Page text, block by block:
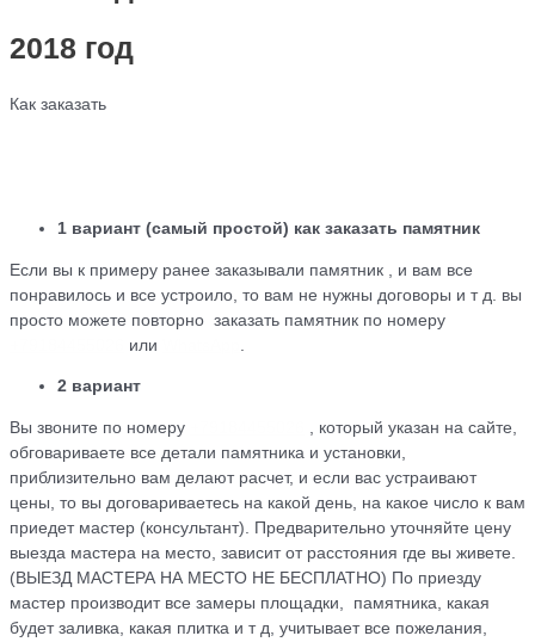
2018 год
Как заказать
1 вариант (самый простой) как заказать памятник
Если вы к примеру ранее заказывали памятник , и вам все
понравилось и все устроило, то вам не нужны договоры и т д. вы
просто можете повторно заказать памятник по номеру
или
2 вариант
Вы звоните по номеру
, который указан на сайте,
обговариваете все детали памятника и установки,
приблизительно вам делают расчет, и если вас устраивают
цены, то вы договариваетесь на какой день, на какое число к вам
приедет мастер (консультант). Предварительно уточняйте цену
выезда мастера на место, зависит от расстояния где вы живете.
(ВЫЕЗД МАСТЕРА НА МЕСТО НЕ БЕСПЛАТНО) По приезду
мастер производит все замеры площадки, памятника, какая
будет заливка, какая плитка и т д, учитывает все пожелания,